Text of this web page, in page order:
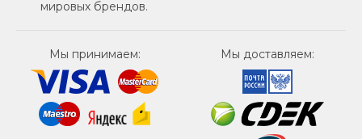
мировых брендов.
Мы принимаем: Мы доставляем: